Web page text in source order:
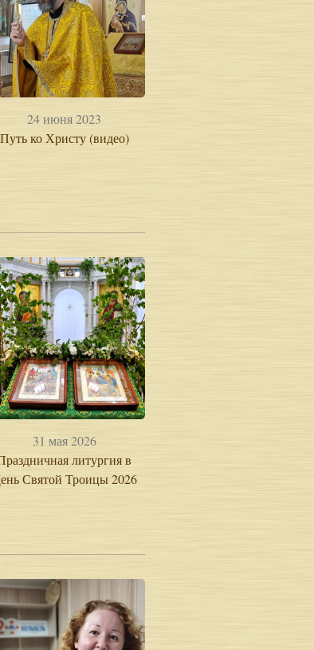
24 июня 2023
Путь ко Христу (видео)
31 мая 2026
литургия в
Святой Троицы 2026